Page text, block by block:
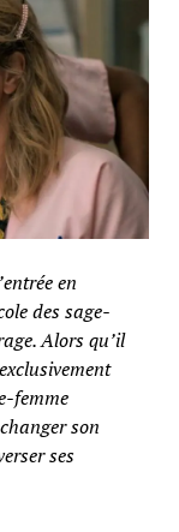
en
des sage-
Alors qu’il
femme
son
ses